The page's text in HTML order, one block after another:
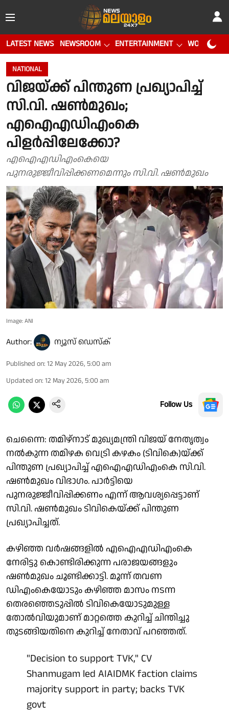
LATEST NEWS NEWSROOM ENTERTAINMENT WORLD CUP
NATIONAL
വിജയ്ക്ക് പിന്തുണ പ്രഖ്യാപിച്ച്
സി.വി. ഷണ്‍മുഖം;
എഐഎഡിഎംകെ
പിളര്‍പ്പിലേക്കോ?
എഐഎഡിഎംകെയെ
പുനരുജ്ജീവിപ്പിക്കണമെന്നും സി.വി. ഷൺമുഖം
Image: ANI
Author: ന്യൂസ് ഡെസ്ക്
Published on: 12 May 2026, 5:00 am
Updated on: 12 May 2026, 5:00 am
Follow Us
ചെന്നൈ: തമിഴ്‌നാട് മുഖ്യമന്ത്രി വിജയ് നേതൃത്വം
നല്‍കുന്ന തമിഴക വെട്രി കഴകം (ടിവികെ)യ്ക്ക്
പിന്തുണ പ്രഖ്യാപിച്ച് എഐഎഡിഎംകെ സി.വി.
ഷണ്‍മുഖം വിഭാഗം. പാര്‍ട്ടിയെ
പുനരുജ്ജീവിപ്പിക്കണം എന്ന് ആവശ്യപ്പെട്ടാണ്
സി.വി. ഷണ്‍മുഖം ടിവികെയ്ക്ക് പിന്തുണ
പ്രഖ്യാപിച്ചത്.
കഴിഞ്ഞ വര്‍ഷങ്ങളില്‍ എഐഎഡിഎംകെ
നേരിട്ടു കൊണ്ടിരിക്കുന്ന പരാജയങ്ങളും
ഷണ്‍മുഖം ചൂണ്ടിക്കാട്ടി. മൂന്ന് തവണ
ഡിഎംകെയോടും കഴിഞ്ഞ മാസം നടന്ന
തെരഞ്ഞെടുപ്പില്‍ ടിവികെയോടുമുള്ള
തോല്‍വിയുമാണ് മാറ്റത്തെ കുറിച്ച് ചിന്തിച്ചു
തുടങ്ങിയതിനെ കുറിച്ച് നേതാവ് പറഞ്ഞത്.
"Decision to support TVK," CV
Shanmugam led AIAIDMK faction claims
majority support in party; backs TVK
govt